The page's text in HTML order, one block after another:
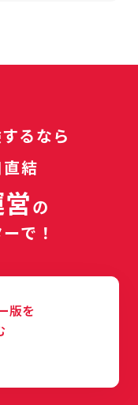
るなら
結
の
で！
版を